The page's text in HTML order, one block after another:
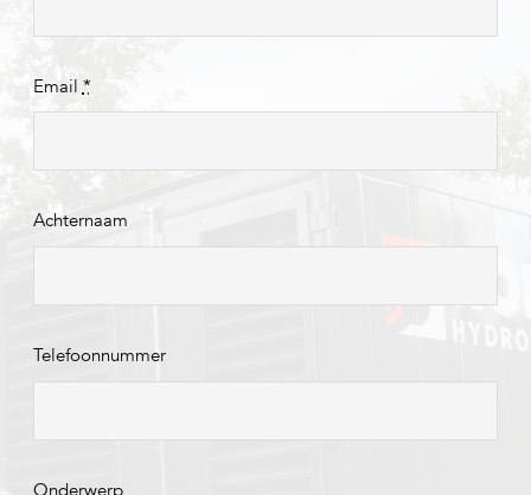
Email *
Achternaam
Telefoonnummer
Onderwerp